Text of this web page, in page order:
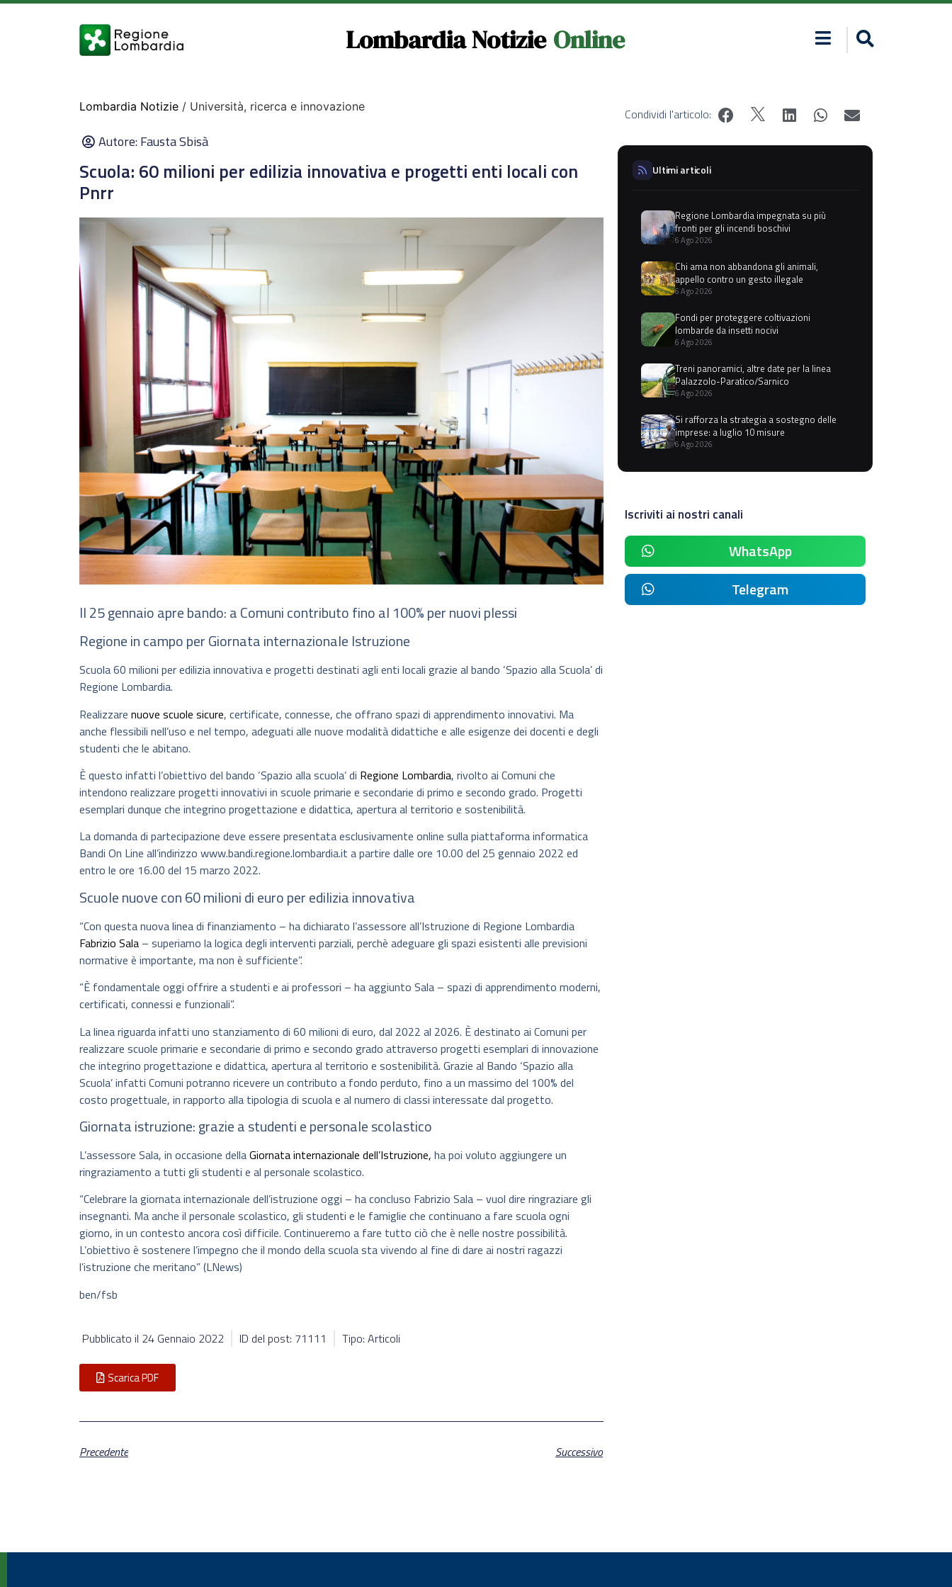
Lombardia Notizie Online
Lombardia Notizie / Università, ricerca e innovazione
Autore:Fausta Sbisà
Scuola: 60 milioni per edilizia innovativa e progetti enti locali con
Pnrr
Il 25 gennaio apre bando: a Comuni contributo fino al 100% per nuovi plessi
Regione in campo per Giornata internazionale Istruzione
Scuola 60 milioni per edilizia innovativa e progetti destinati agli enti locali grazie al bando ‘Spazio alla Scuola’ di
Regione Lombardia.
Realizzare nuove scuole sicure, certificate, connesse, che offrano spazi di apprendimento innovativi. Ma
anche flessibili nell’uso e nel tempo, adeguati alle nuove modalità didattiche e alle esigenze dei docenti e degli
studenti che le abitano.
È questo infatti l’obiettivo del bando ‘Spazio alla scuola’ di Regione Lombardia, rivolto ai Comuni che
intendono realizzare progetti innovativi in scuole primarie e secondarie di primo e secondo grado. Progetti
esemplari dunque che integrino progettazione e didattica, apertura al territorio e sostenibilità.
La domanda di partecipazione deve essere presentata esclusivamente online sulla piattaforma informatica
Bandi On Line all’indirizzo www.bandi.regione.lombardia.it a partire dalle ore 10.00 del 25 gennaio 2022 ed
entro le ore 16.00 del 15 marzo 2022.
Scuole nuove con 60 milioni di euro per edilizia innovativa
“Con questa nuova linea di finanziamento – ha dichiarato l’assessore all’Istruzione di Regione Lombardia
Fabrizio Sala – superiamo la logica degli interventi parziali, perchè adeguare gli spazi esistenti alle previsioni
normative è importante, ma non è sufficiente”.
“È fondamentale oggi offrire a studenti e ai professori – ha aggiunto Sala – spazi di apprendimento moderni,
certificati, connessi e funzionali”.
La linea riguarda infatti uno stanziamento di 60 milioni di euro, dal 2022 al 2026. È destinato ai Comuni per
realizzare scuole primarie e secondarie di primo e secondo grado attraverso progetti esemplari di innovazione
che integrino progettazione e didattica, apertura al territorio e sostenibilità. Grazie al Bando ‘Spazio alla
Scuola’ infatti Comuni potranno ricevere un contributo a fondo perduto, fino a un massimo del 100% del
costo progettuale, in rapporto alla tipologia di scuola e al numero di classi interessate dal progetto.
Giornata istruzione: grazie a studenti e personale scolastico
L’assessore Sala, in occasione dellaGiornata internazionale dell’Istruzione, ha poi voluto aggiungere un
ringraziamento a tutti gli studenti e al personale scolastico.
“Celebrare la giornata internazionale dell’istruzione oggi – ha concluso Fabrizio Sala – vuol dire ringraziare gli
insegnanti. Ma anche il personale scolastico, gli studenti e le famiglie che continuano a fare scuola ogni
giorno, in un contesto ancora così difficile. Continueremo a fare tutto ciò che è nelle nostre possibilità.
L’obiettivo è sostenere l’impegno che il mondo della scuola sta vivendo al fine di dare ai nostri ragazzi
l’istruzione che meritano” (LNews)
ben/fsb
Pubblicato il 24 Gennaio 2022 ID del post: 71111 Tipo: Articoli
Scarica PDF
Precedente Successivo
Condividi l'articolo:
Ultimi articoli
Regione Lombardia impegnata su più
fronti per gli incendi boschivi
6 Ago 2026
Chi ama non abbandona gli animali,
appello contro un gesto illegale
6 Ago 2026
Fondi per proteggere coltivazioni
lombarde da insetti nocivi
6 Ago 2026
Treni panoramici, altre date per la linea
Palazzolo-Paratico/Sarnico
6 Ago 2026
Si rafforza la strategia a sostegno delle
imprese: a luglio 10 misure
6 Ago 2026
Iscriviti ai nostri canali
WhatsApp
Telegram